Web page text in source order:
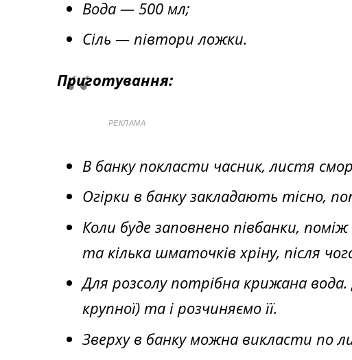
Вода — 500 мл;
Сіль — півтори ложки.
Приготування:
РЕКЛАМА
В банку покласти часник, листя
Огірки в банку закладають тісно,
Коли буде заповнено півбанки,
та кілька шматочків хріну, після
Для розсолу потрібна крижана
крупної) та і розчиняємо її.
Зверху в банку можна викласти по